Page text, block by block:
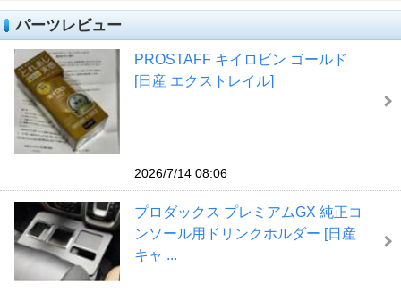
パーツレビュー
PROSTAFF キイロビン ゴールド
[日産 エクストレイル]
2026/7/14 08:06
プロダックス プレミアムGX 純正コ
ンソール用ドリンクホルダー [日産
キャ ...